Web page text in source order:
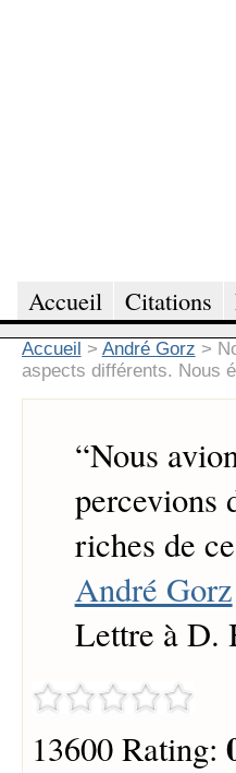
Accueil Citations
Accueil > André Gorz >
aspects différents. Nous
“Nous
percevions
riches de
André Gorz
Lettre à D.
13600 Rating: